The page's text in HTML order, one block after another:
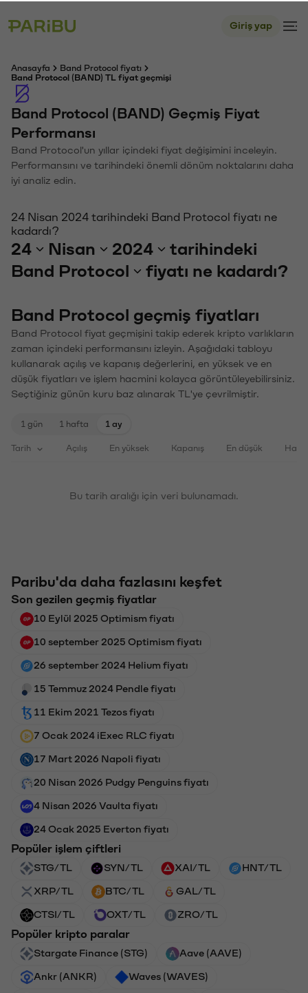
Giriş yap
Anasayfa
Band Protocol fiyatı
Band Protocol (BAND) TL fiyat geçmişi
Band Protocol (BAND) Geçmiş Fiyat
Performansı
Band Protocol'un yıllar içindeki fiyat değişimini inceleyin.
Performansını ve tarihindeki önemli dönüm noktalarını daha
iyi analiz edin.
24 Nisan 2024 tarihindeki Band Protocol fiyatı ne
kadardı?
24 Nisan 2024
tarihindeki
Band Protocol
fiyatı ne kadardı?
Band Protocol geçmiş fiyatları
Band Protocol fiyat geçmişini takip ederek kripto varlıkların
zaman içindeki performansını izleyin. Aşağıdaki tabloyu
kullanarak açılış ve kapanış değerlerini, en yüksek ve en
düşük fiyatları ve işlem hacmini kolayca görüntüleyebilirsiniz.
Seçtiğiniz günün kuru baz alınarak TL'ye çevrilmiştir.
1 gün 1 hafta 1 ay
Tarih Açılış En yüksek Kapanış En düşük
Bu tarih aralığı için veri bulunamadı.
Paribu'da daha fazlasını keşfet
Son gezilen geçmiş fiyatlar
10 Eylül 2025 Optimism fiyatı
10 september 2025 Optimism fiyatı
26 september 2024 Helium fiyatı
15 Temmuz 2024 Pendle fiyatı
11 Ekim 2021 Tezos fiyatı
7 Ocak 2024 iExec RLC fiyatı
17 Mart 2026 Napoli fiyatı
20 Nisan 2026 Pudgy Penguins fiyatı
4 Nisan 2026 Vaulta fiyatı
24 Ocak 2025 Everton fiyatı
Popüler işlem çiftleri
STG/TL SYN/TL XAI/TL HNT/TL
XRP/TL BTC/TL GAL/TL
CTSI/TL OXT/TL ZRO/TL
Popüler kripto paralar
Stargate Finance (STG) Aave (AAVE)
Ankr (ANKR) Waves (WAVES)